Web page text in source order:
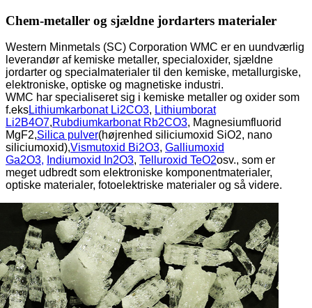
Chem-metaller og sjældne jordarters materialer
Western Minmetals (SC) Corporation WMC er en uundværlig
leverandør af kemiske metaller, specialoxider, sjældne
jordarter og specialmaterialer til den kemiske, metallurgiske,
elektroniske, optiske og magnetiske industri.
WMC har specialiseret sig i kemiske metaller og oxider som
f.eksLithiumkarbonat Li2CO3, Lithiumborat
Li2B4O7,Rubdiumkarbonat Rb2CO3, Magnesiumfluorid
MgF2,Silica pulver(højrenhed siliciumoxid SiO2, nano
siliciumoxid),Vismutoxid Bi2O3, Galliumoxid
Ga2O3, Indiumoxid In2O3, Telluroxid TeO2osv., som er
meget udbredt som elektroniske komponentmaterialer,
optiske materialer, fotoelektriske materialer og så videre.